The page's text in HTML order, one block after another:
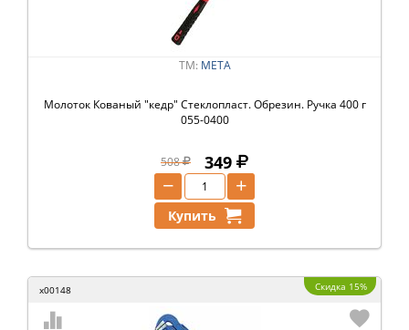
ТМ: МЕТА
Молоток Кованый "кедр" Стеклопласт. Обрезин. Ручка 400 г
055-0400
508 349
+
−
Купить
x00148 Скидка 15%